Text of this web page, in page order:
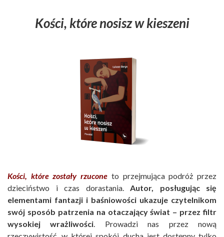
Kości, które nosisz w kieszeni
Kości, które zostały rzucone to przejmująca podróż przez
dzieciństwo i czas dorastania. Autor, posługując się
elementami fantazji i baśniowości ukazuje czytelnikom
swój sposób patrzenia na otaczający świat – przez filtr
wysokiej wrażliwości. Prowadzi nas przez nową